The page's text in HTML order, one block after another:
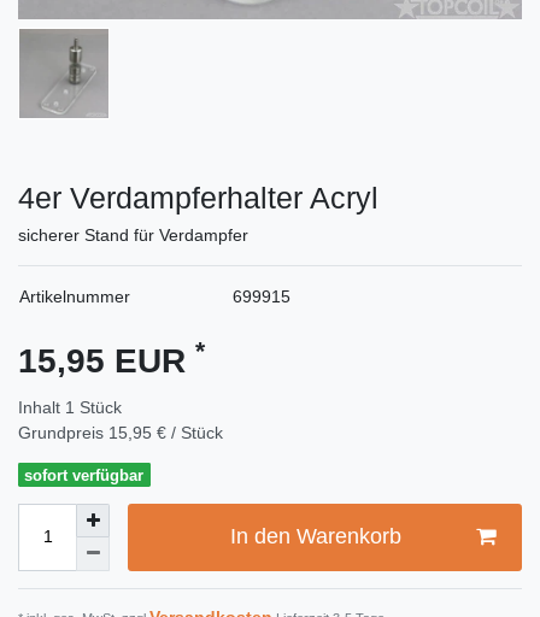
4er Verdampferhalter Acryl
sicherer Stand für Verdampfer
Artikelnummer 699915
15,95 EUR *
Inhalt 1 Stück
Grundpreis 15,95 € / Stück
sofort verfügbar
In den Warenkorb